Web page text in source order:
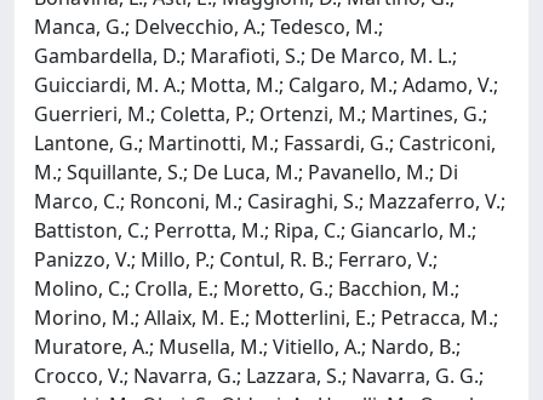
Manca, G.; Delvecchio, A.; Tedesco, M.;
Gambardella, D.; Marafioti, S.; De Marco, M. L.;
Guicciardi, M. A.; Motta, M.; Calgaro, M.; Adamo, V.;
Guerrieri, M.; Coletta, P.; Ortenzi, M.; Martines, G.;
Lantone, G.; Martinotti, M.; Fassardi, G.; Castriconi,
M.; Squillante, S.; De Luca, M.; Pavanello, M.; Di
Marco, C.; Ronconi, M.; Casiraghi, S.; Mazzaferro, V.;
Battiston, C.; Perrotta, M.; Ripa, C.; Giancarlo, M.;
Panizzo, V.; Millo, P.; Contul, R. B.; Ferraro, V.;
Molino, C.; Crolla, E.; Moretto, G.; Bacchion, M.;
Morino, M.; Allaix, M. E.; Motterlini, E.; Petracca, M.;
Muratore, A.; Musella, M.; Vitiello, A.; Nardo, B.;
Crocco, V.; Navarra, G.; Lazzara, S.; Navarra, G. G.;